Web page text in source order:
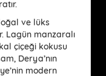
ve lüks
Lagün manzaralı
çiçeği kokusu
Derya’nın
modern